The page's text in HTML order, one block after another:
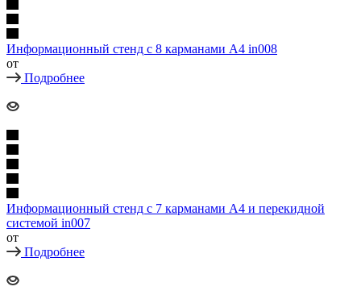
Информационный стенд с 8 карманами А4 in008
от
Подробнее
Информационный стенд с 7 карманами А4 и перекидной
системой in007
от
Подробнее